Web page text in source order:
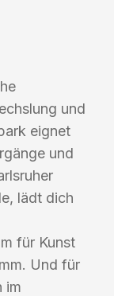
und
eignet
und
lädt dich
für Kunst
Und für
im